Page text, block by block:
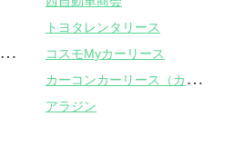
トヨタレンタリース
お
トクにマイカー 定額カルモくん
コスモMyカーリース
カ
ーコンカーリース（カーコンビニ倶楽部）
アラジン